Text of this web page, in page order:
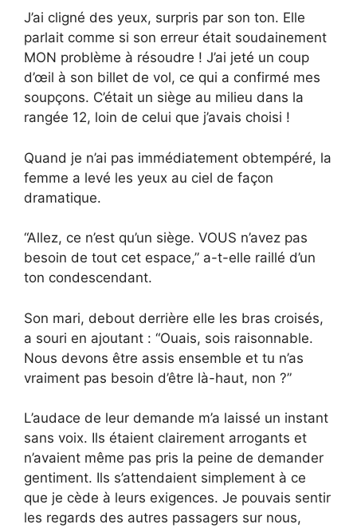
J’ai cligné des yeux, surpris par son ton. Elle
parlait comme si son erreur était soudainement
MON problème à résoudre ! J’ai jeté un coup
d’œil à son billet de vol, ce qui a confirmé mes
soupçons. C’était un siège au milieu dans la
rangée 12, loin de celui que j’avais choisi !
Quand je n’ai pas immédiatement obtempéré, la
femme a levé les yeux au ciel de façon
dramatique.
“Allez, ce n’est qu’un siège. VOUS n’avez pas
besoin de tout cet espace,” a-t-elle raillé d’un
ton condescendant.
Son mari, debout derrière elle les bras croisés,
a souri en ajoutant : “Ouais, sois raisonnable.
Nous devons être assis ensemble et tu n’as
vraiment pas besoin d’être là-haut, non ?”
L’audace de leur demande m’a laissé un instant
sans voix. Ils étaient clairement arrogants et
n’avaient même pas pris la peine de demander
gentiment. Ils s’attendaient simplement à ce
que je cède à leurs exigences. Je pouvais sentir
les regards des autres passagers sur nous,